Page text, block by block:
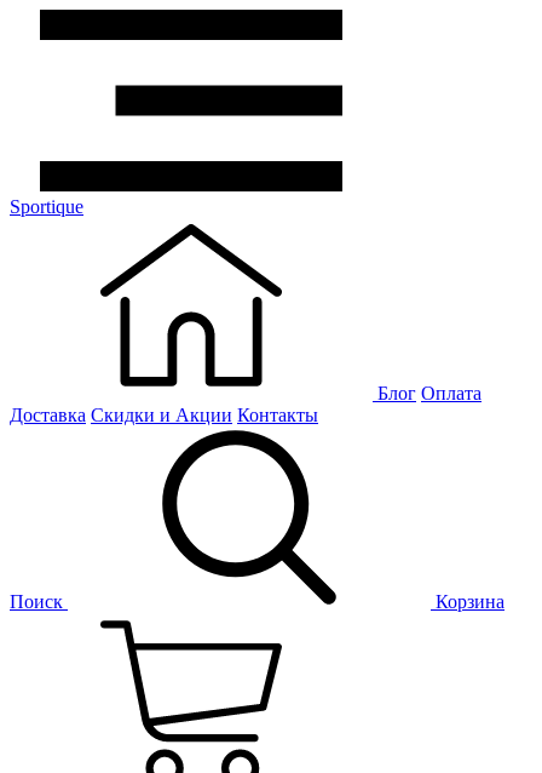
Sportique
Блог Оплата
Доставка Скидки и Акции Контакты
Поиск Корзина